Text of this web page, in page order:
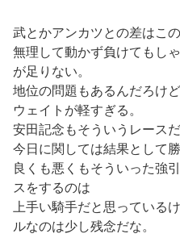
武とかアンカツとの差はこの
無理して動かず負けてもし
が足りない。
地位の問題もあるんだろけ
ウェイトが軽すぎる。
安田記念もそういうレースだ
今日に関しては結果として
良くも悪くもそういった強
スをするのは
上手い騎手だと思っている
ルなのは少し残念だな。